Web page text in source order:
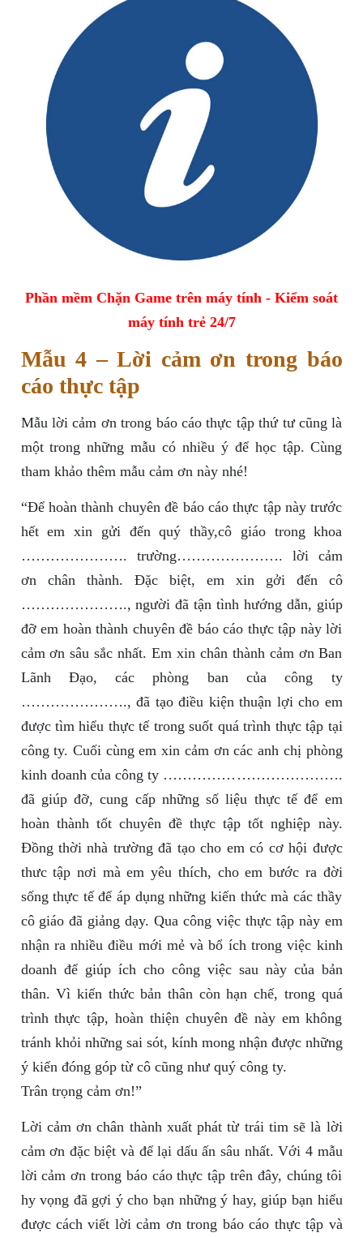
Phần mềm Chặn Game trên máy tính - Kiểm soát
máy tính trẻ 24/7
Mẫu 4 – Lời cảm ơn trong báo
cáo thực tập
Mẫu lời cảm ơn trong báo cáo thực tập thứ tư cũng là
một trong những mẫu có nhiều ý để học tập. Cùng
tham khảo thêm mẫu cảm ơn này nhé!
“Để hoàn thành chuyên đề báo cáo thực tập này trước
hết em xin gửi đến quý thầy,cô giáo trong khoa
…………………. trường…………………. lời cảm
ơn chân thành. Đặc biệt, em xin gởi đến cô
…………………., người đã tận tình hướng dẫn, giúp
đỡ em hoàn thành chuyên đề báo cáo thực tập này lời
cảm ơn sâu sắc nhất. Em xin chân thành cảm ơn Ban
Lãnh Đạo, các phòng ban của công ty
…………………., đã tạo điều kiện thuận lợi cho em
được tìm hiểu thực tế trong suốt quá trình thực tập tại
công ty. Cuối cùng em xin cảm ơn các anh chị phòng
kinh doanh của công ty ……………………………….
đã giúp đỡ, cung cấp những số liệu thực tế để em
hoàn thành tốt chuyên đề thực tập tốt nghiệp này.
Đồng thời nhà trường đã tạo cho em có cơ hội được
thưc tập nơi mà em yêu thích, cho em bước ra đời
sống thực tế để áp dụng những kiến thức mà các thầy
cô giáo đã giảng dạy. Qua công việc thực tập này em
nhận ra nhiều điều mới mẻ và bổ ích trong việc kinh
doanh để giúp ích cho công việc sau này của bản
thân. Vì kiến thức bản thân còn hạn chế, trong quá
trình thực tập, hoàn thiện chuyên đề này em không
tránh khỏi những sai sót, kính mong nhận được những
ý kiến đóng góp từ cô cũng như quý công ty.
Trân trọng cảm ơn!”
Lời cảm ơn chân thành xuất phát từ trái tim sẽ là lời
cảm ơn đặc biệt và để lại dấu ấn sâu nhất. Với 4 mẫu
lời cảm ơn trong báo cáo thực tập trên đây, chúng tôi
hy vọng đã gợi ý cho bạn những ý hay, giúp bạn hiểu
được cách viết lời cảm ơn trong báo cáo thực tập và